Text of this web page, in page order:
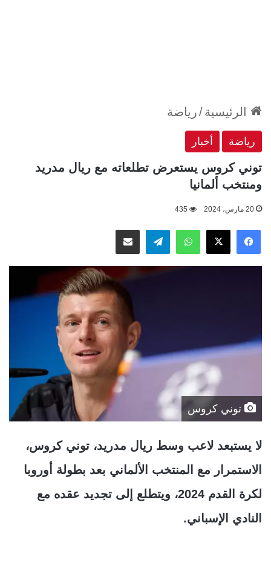
الرئيسية/رياضة
رياضة أخبار
توني كروس يستعرض تطلعاته مع ريال مدريد
ومنتخب ألمانيا
20 مارس، 2024 435
فيسبوك
‫X واتسابتيلقراممشاركة عبر البريد
توني كروس
لا يستبعد لاعب وسط ريال مدريد، توني كروس،
الاستمرار مع المنتخب الألماني بعد بطولة أوروبا
لكرة القدم 2024، ويتطلع إلى تجديد عقده مع
النادي الإسباني.